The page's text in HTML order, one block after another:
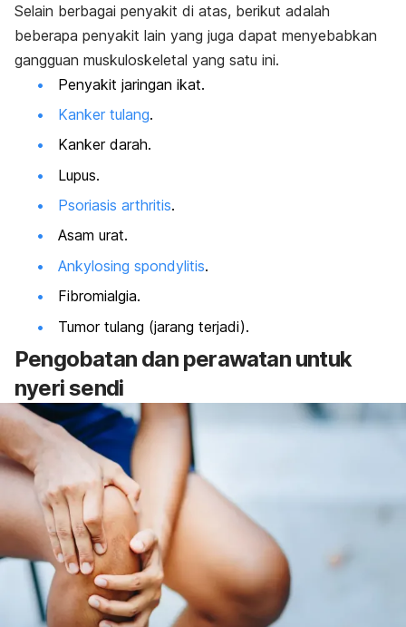
Selain berbagai penyakit di atas, berikut adalah
beberapa penyakit lain yang juga dapat menyebabkan
gangguan muskuloskeletal yang satu ini.
Penyakit jaringan ikat.
Kanker tulang.
Kanker darah.
Lupus.
Psoriasis arthritis.
Asam urat.
Ankylosing spondylitis.
Fibromialgia.
Tumor tulang (jarang terjadi).
Pengobatan dan perawatan untuk
nyeri sendi